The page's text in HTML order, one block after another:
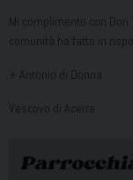
Mi complimento con
comunità ha fatto in
+ Antonio di Donna
Vescovo di Acerra